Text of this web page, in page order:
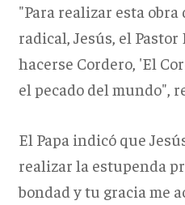
"Para realizar esta
radical, Jesús, el
hacerse Cordero, 'El
el pecado del mundo",
El Papa indicó que
realizar la estupenda
bondad y tu gracia me